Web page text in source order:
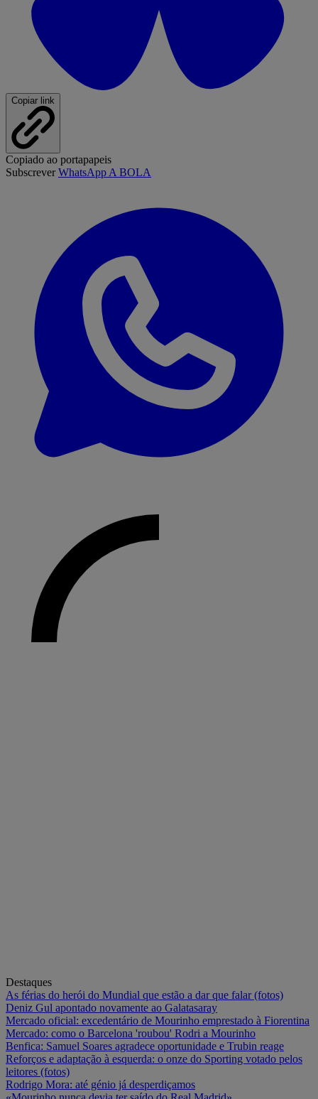
Copiar link
Copiado ao portapapeis
SubscreverWhatsApp A BOLA
Destaques
As férias do herói do Mundial que estão a dar que falar (fotos)
Deniz Gul apontado novamente ao Galatasaray
Mercado oficial: excedentário de Mourinho emprestado à Fiorentina
Mercado: como o Barcelona 'roubou' Rodri a Mourinho
Benfica: Samuel Soares agradece oportunidade e Trubin reage
Reforços e adaptação à esquerda: o onze do Sporting votado pelos
leitores (fotos)
Rodrigo Mora: até génio já desperdiçamos